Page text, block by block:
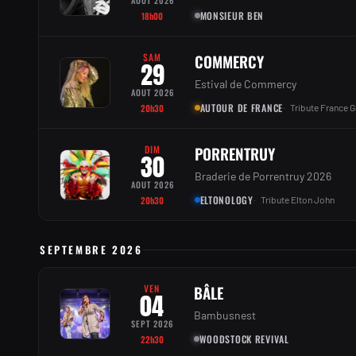
18h00
MONSIEUR BEN
SAM
29
AOUT 2026
20h30
COMMERCY
Estival de Commercy
AUTOUR DE FRANCE
Tribute France
DIM
30
AOUT 2026
20h30
PORRENTRUY
Braderie de Porrentruy 2026
ELTONOLOGY
Tribute Elton John
SEPTEMBRE 2026
VEN
04
SEPT 2026
22h30
BÂLE
Bambusnest
WOODSTOCK REVIVAL